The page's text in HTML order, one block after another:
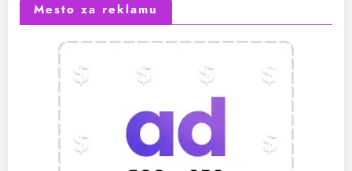
Mesto za reklamu